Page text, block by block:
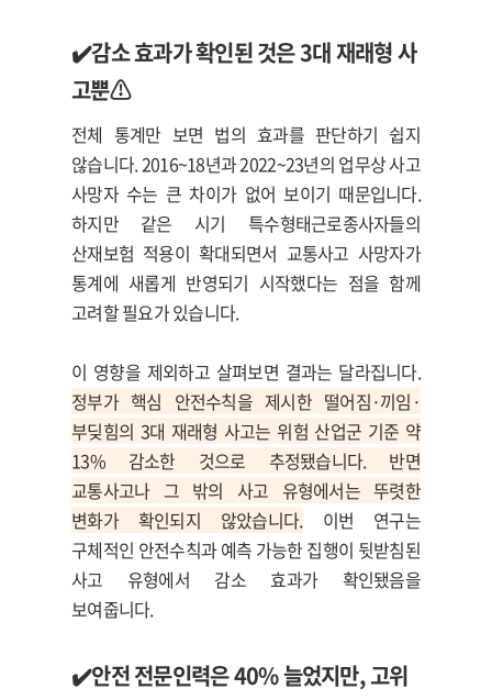
✔️감소 효과가 확인된 것은 3대 재래형 사
고뿐⚠️
전체 통계만 보면 법의 효과를 판단하기 쉽지
않습니다. 2016~18년과 2022~23년의 업무상 사고
사망자 수는 큰 차이가 없어 보이기 때문입니다.
하지만 같은 시기 특수형태근로종사자들의
산재보험 적용이 확대되면서 교통사고 사망자가
통계에 새롭게 반영되기 시작했다는 점을 함께
고려할 필요가 있습니다.
이 영향을 제외하고 살펴보면 결과는 달라집니다.
정부가 핵심 안전수칙을 제시한 떨어짐·끼임·
부딪힘의 3대 재래형 사고는 위험 산업군 기준 약
13% 감소한 것으로 추정됐습니다. 반면
교통사고나 그 밖의 사고 유형에서는 뚜렷한
변화가 확인되지 않았습니다.
이번 연구는
구체적인 안전수칙과 예측 가능한 집행이 뒷받침된
사고 유형에서 감소 효과가 확인됐음을
보여줍니다.
✔️안전 전문인력은40%늘었지만,고위